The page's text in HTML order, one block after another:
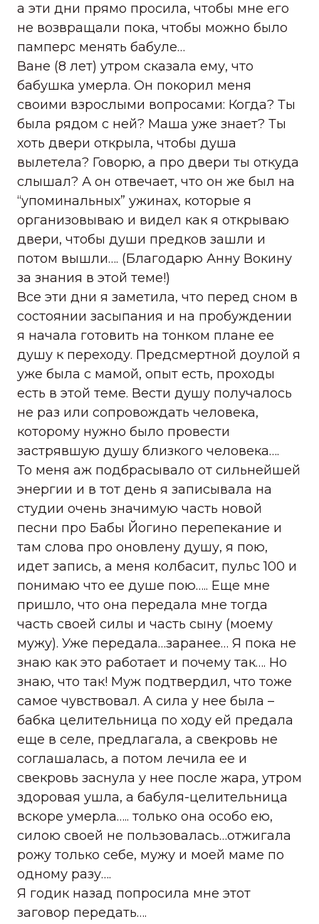
а эти дни прямо просила, чтобы мне его
не возвращали пока, чтобы можно было
памперс менять бабуле…
Ване (8 лет) утром сказала ему, что
бабушка умерла. Он покорил меня
своими взрослыми вопросами: Когда? Ты
была рядом с ней? Маша уже знает? Ты
хоть двери открыла, чтобы душа
вылетела? Говорю, а про двери ты откуда
слышал? А он отвечает, что он же был на
“упоминальных” ужинах, которые я
организовываю и видел как я открываю
двери, чтобы души предков зашли и
потом вышли…. (Благодарю Анну Вокину
за знания в этой теме!)
Все эти дни я заметила, что перед сном в
состоянии засыпания и на пробуждении
я начала готовить на тонком плане ее
душу к переходу. Предсмертной доулой я
уже была с мамой, опыт есть, проходы
есть в этой теме. Вести душу получалось
не раз или сопровождать человека,
которому нужно было провести
застрявшую душу близкого человека….
То меня аж подбрасывало от сильнейшей
энергии и в тот день я записывала на
студии очень значимую часть новой
песни про Бабы Йогино перепекание и
там слова про оновлену душу, я пою,
идет запись, а меня колбасит, пульс 100 и
понимаю что ее душе пою….. Еще мне
пришло, что она передала мне тогда
часть своей силы и часть сыну (моему
мужу). Уже передала…заранее… Я пока не
знаю как это работает и почему так…. Но
знаю, что так! Муж подтвердил, что тоже
самое чувствовал. А сила у нее была –
бабка целительница по ходу ей предала
еще в селе, предлагала, а свекровь не
соглашалась, а потом лечила ее и
свекровь заснула у нее после жара, утром
здоровая ушла, а бабуля-целительница
вскоре умерла….. только она особо ею,
силою своей не пользовалась…отжигала
рожу только себе, мужу и моей маме по
одному разу….
Я годик назад попросила мне этот
заговор передать….